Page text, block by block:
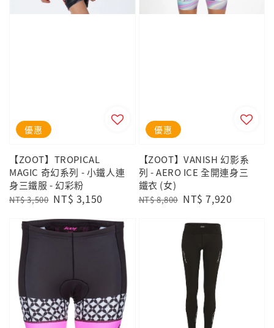
優惠
【ZOOT】TROPICAL
MAGIC 奇幻系列 - 小鐵人連
身三鐵服 - 幻彩粉
Regular
NT$ 3,500 Sale
NT$ 3,150
優惠
【ZOOT】VANISH 幻影系
列 - AERO ICE 全開連身三
鐵衣 (女)
Regular
NT$ 8,800 Sale
NT$ 7,920